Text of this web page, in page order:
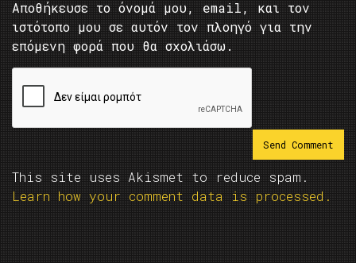
Αποθήκευσε το όνομά μου, email, και τον
ιστότοπο μου σε αυτόν τον πλοηγό για την
επόμενη φορά που θα σχολιάσω.
This site uses Akismet to reduce spam.
Learn how your comment data is processed.